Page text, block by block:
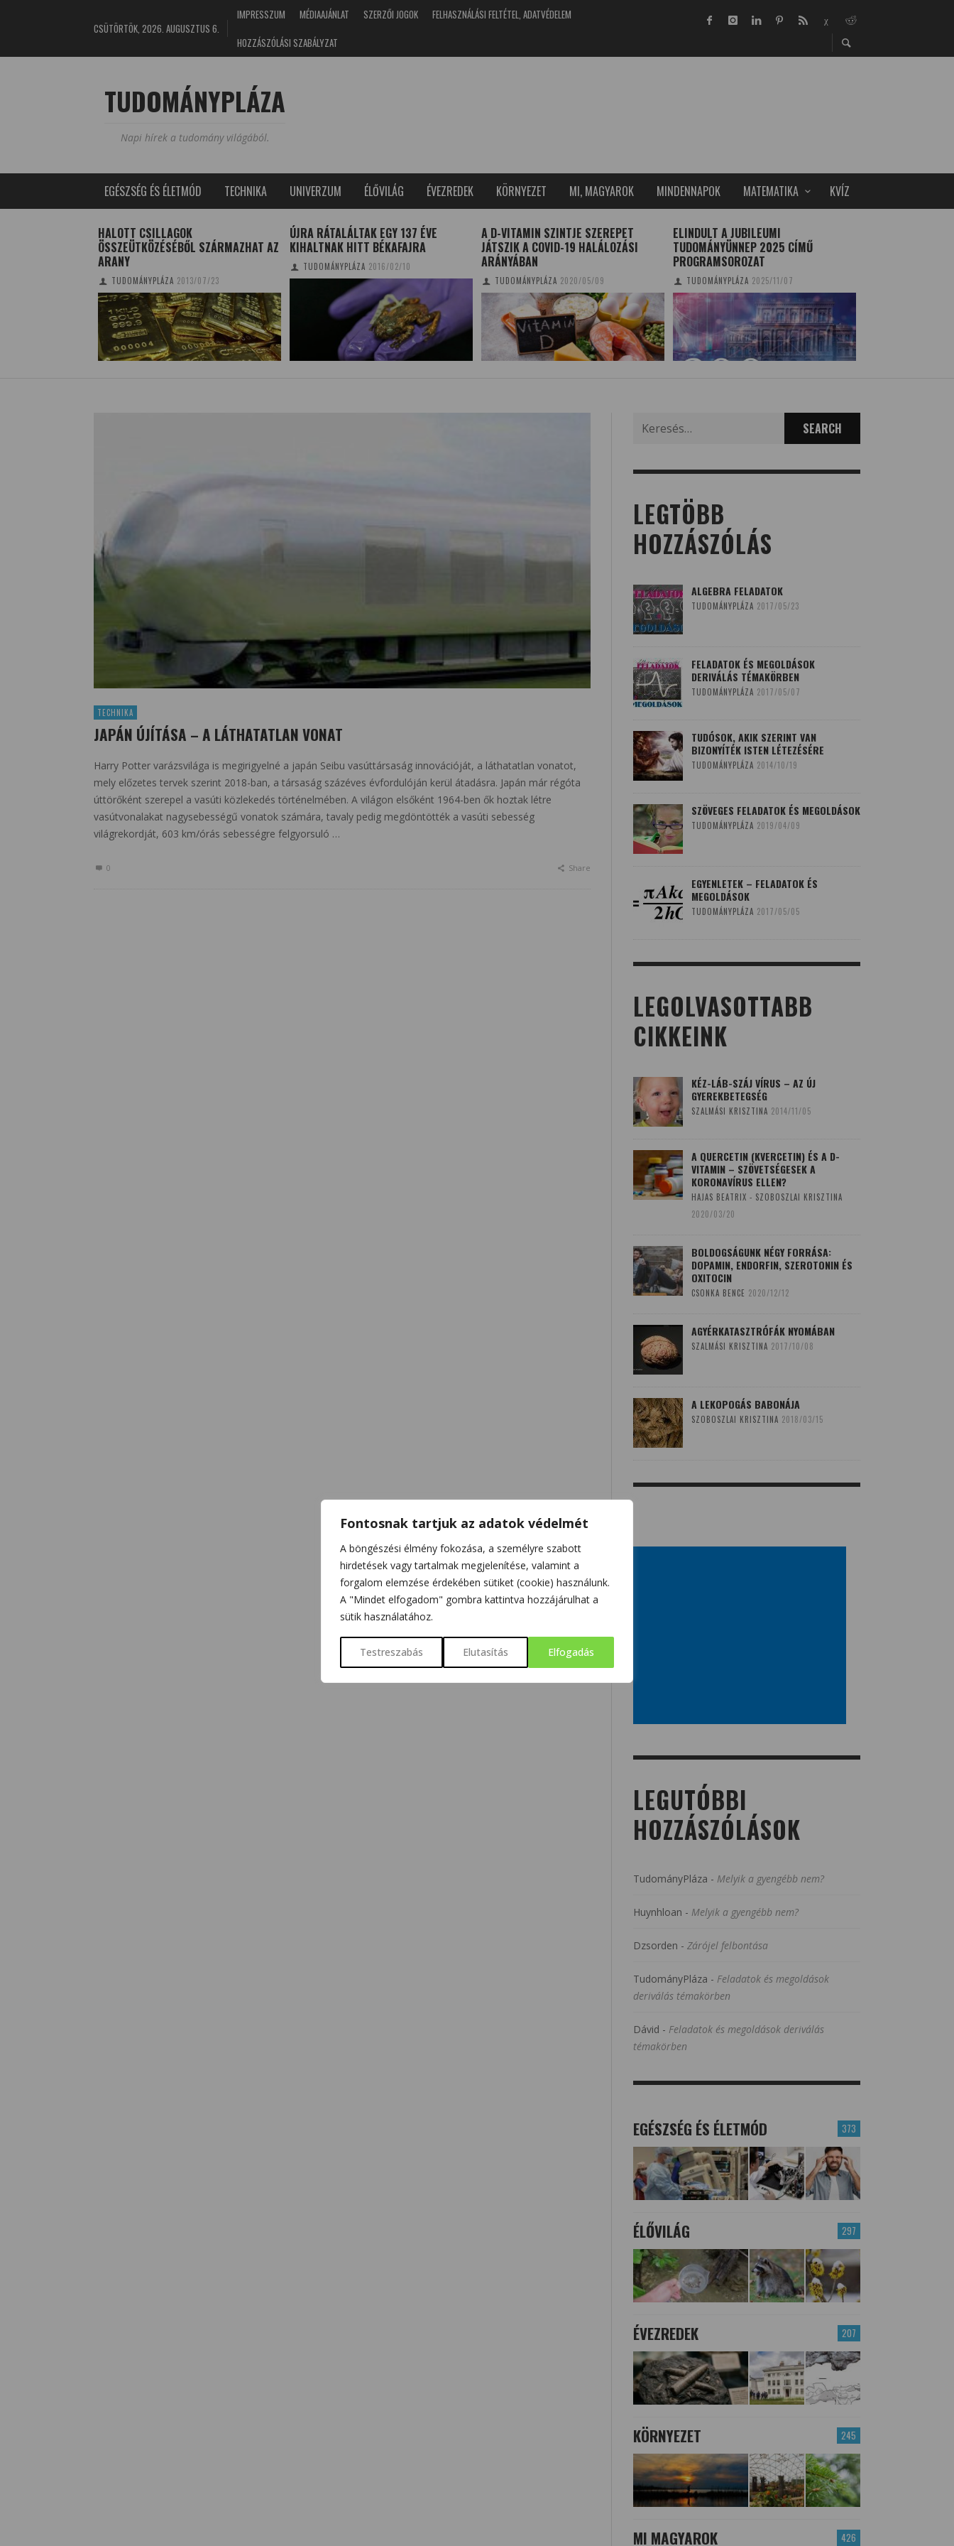
Fontosnak tartjuk az adatok védelmét
A böngészési élmény fokozása, a személyre szabott
hirdetések vagy tartalmak megjelenítése, valamint a
forgalom elemzése érdekében sütiket (cookie) használunk.
A "Mindet elfogadom" gombra kattintva hozzájárulhat a
sütik használatához.
Testreszabás Elutasítás Elfogadás
CSÜTÖRTÖK, 2026. AUGUSZTUS 6.
IMPRESSZUM MÉDIAAJÁNLAT SZERZŐI JOGOK
FELHASZNÁLÁSI FELTÉTEL, ADATVÉDELEM
HOZZÁSZÓLÁSI SZABÁLYZAT
TUDOMÁNYPLÁZA
Napi hírek a tudomány világából.
EGÉSZSÉG ÉS ÉLETMÓD TECHNIKA UNIVERZUM ÉLŐVILÁG ÉVEZREDEK KÖRNYEZET MI, MAGYAROK MINDENNAPOK MATEMATIKA KVÍZ
HALOTT CSILLAGOK
ÖSSZEÜTKÖZÉSÉBŐL SZÁRMAZHAT AZ
ARANY
TUDOMÁNYPLÁZA 2013/07/23
ÚJRA RÁTALÁLTAK EGY 137 ÉVE
KIHALTNAK HITT BÉKAFAJRA
TUDOMÁNYPLÁZA 2016/02/10
A D-VITAMIN SZINTJE SZEREPET
JÁTSZIK A COVID-19 HALÁLOZÁSI
ARÁNYÁBAN
TUDOMÁNYPLÁZA 2020/05/09
ELINDULT A JUBILEUMI
TUDOMÁNYÜNNEP 2025 CÍMŰ
PROGRAMSOROZAT
TUDOMÁNYPLÁZA 2025/11/07
TECHNIKA
JAPÁN ÚJÍTÁSA – A LÁTHATATLAN VONAT
Harry Potter varázsvilága is megirigyelné a japán Seibu vasúttársaság innovációját, a láthatatlan vonatot,
mely előzetes tervek szerint 2018-ban, a társaság százéves évfordulóján kerül átadásra. Japán már régóta
úttörőként szerepel a vasúti közlekedés történelmében. A világon elsőként 1964-ben ők hoztak létre
vasútvonalakat nagysebességű vonatok számára, tavaly pedig megdöntötték a vasúti sebesség
világrekordját, 603 km/órás sebességre felgyorsuló …
0 Share
for:
LEGTÖBB
HOZZÁSZÓLÁS
ALGEBRA FELADATOK
TUDOMÁNYPLÁZA 2017/05/23
FELADATOK ÉS MEGOLDÁSOK
DERIVÁLÁS TÉMAKÖRBEN
TUDOMÁNYPLÁZA 2017/05/07
TUDÓSOK, AKIK SZERINT VAN
BIZONYÍTÉK ISTEN LÉTEZÉSÉRE
TUDOMÁNYPLÁZA 2014/10/19
SZÖVEGES FELADATOK ÉS MEGOLDÁSOK
TUDOMÁNYPLÁZA 2019/04/09
EGYENLETEK – FELADATOK ÉS
MEGOLDÁSOK
TUDOMÁNYPLÁZA 2017/05/05
LEGOLVASOTTABB
CIKKEINK
KÉZ-LÁB-SZÁJ VÍRUS – AZ ÚJ
GYEREKBETEGSÉG
SZALMÁSI KRISZTINA 2014/11/05
A QUERCETIN (KVERCETIN) ÉS A D-
VITAMIN – SZÖVETSÉGESEK A
KORONAVÍRUS ELLEN?
HAJAS BEATRIX - SZOBOSZLAI KRISZTINA
2020/03/20
BOLDOGSÁGUNK NÉGY FORRÁSA:
DOPAMIN, ENDORFIN, SZEROTONIN ÉS
OXITOCIN
CSONKA BENCE 2020/12/12
AGYÉRKATASZTRÓFÁK NYOMÁBAN
SZALMÁSI KRISZTINA 2017/10/08
A LEKOPOGÁS BABONÁJA
SZOBOSZLAI KRISZTINA 2018/03/15
LEGUTÓBBI
HOZZÁSZÓLÁSOK
TudományPláza - Melyik a gyengébb nem?
Huynhloan - Melyik a gyengébb nem?
Dzsorden - Zárójel felbontása
TudományPláza - Feladatok és megoldások
deriválás témakörben
Dávid - Feladatok és megoldások deriválás
témakörben
373
EGÉSZSÉG ÉS ÉLETMÓD
297
ÉLŐVILÁG
207
ÉVEZREDEK
245
KÖRNYEZET
426
MI MAGYAROK